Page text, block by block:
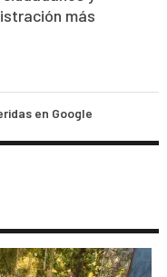
más
en Google